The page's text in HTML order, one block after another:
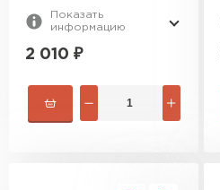
Показать
информацию
2 010 ₽